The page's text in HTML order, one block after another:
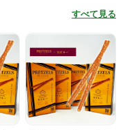
すべて見る